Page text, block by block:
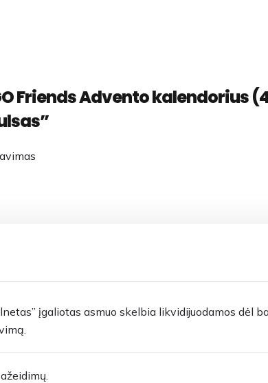
Friends Advento kalendorius
įgaliotas asmuo skelbia likvidijuodamos dėl